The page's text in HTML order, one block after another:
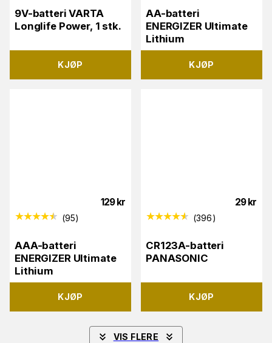
9V-batteri VARTA
Longlife Power, 1 stk.
KJØP
AA-batteri
ENERGIZER Ultimate
Lithium
KJØP
129 kr
(95)
AAA-batteri
ENERGIZER Ultimate
Lithium
KJØP
29 kr
(396)
CR123A-batteri
PANASONIC
KJØP
VIS FLERE